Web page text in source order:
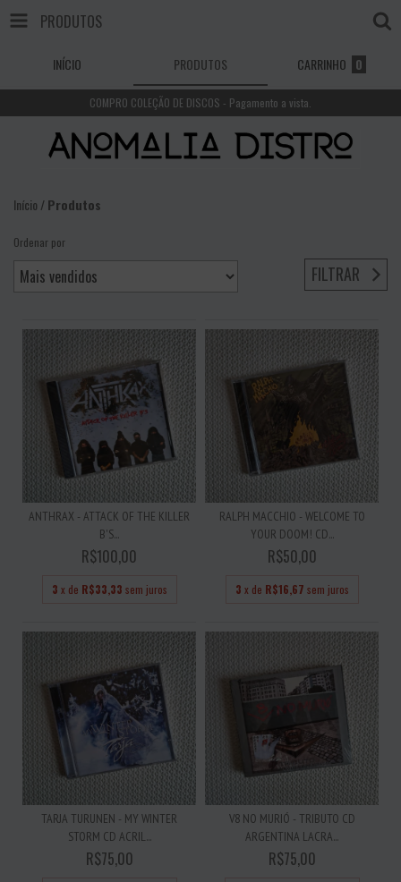
PRODUTOS
INÍCIO PRODUTOS CARRINHO 0
COMPRO COLEÇÃO DE DISCOS - Pagamento a vista.
Início /Produtos
Ordenar por
FILTRAR
ANTHRAX - ATTACK OF THE KILLER
B'S...
R$100,00
3 x de R$33,33 sem juros
RALPH MACCHIO - WELCOME TO
YOUR DOOM! CD...
R$50,00
3 x de R$16,67 sem juros
TARJA TURUNEN - MY WINTER
STORM CD ACRIL...
R$75,00
V8 NO MURIÓ - TRIBUTO CD
ARGENTINA LACRA...
R$75,00